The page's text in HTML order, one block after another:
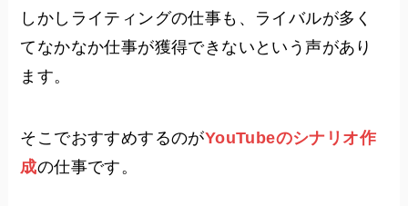
しかしライティングの仕事も、ライバルが多く
てなかなか仕事が獲得できないという声があり
ます。
そこでおすすめするのがYouTubeのシナリオ作
成の仕事です。